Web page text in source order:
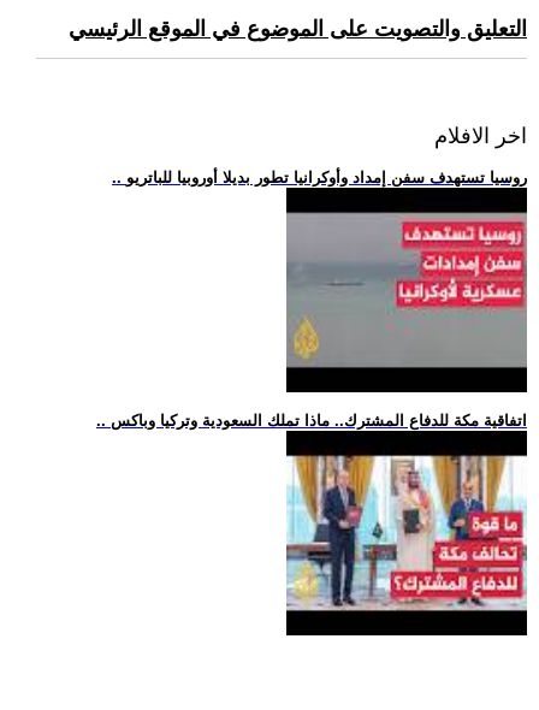
التعليق والتصويت على الموضوع في الموقع الرئيسي
اخر الافلام
.. روسيا تستهدف سفن إمداد وأوكرانيا تطور بديلا أوروبيا للباتريو
.. اتفاقية مكة للدفاع المشترك.. ماذا تملك السعودية وتركيا وباكس